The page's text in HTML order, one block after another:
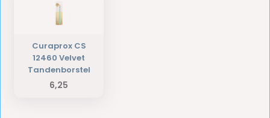
Curaprox CS
12460 Velvet
Tandenborstel
6,25